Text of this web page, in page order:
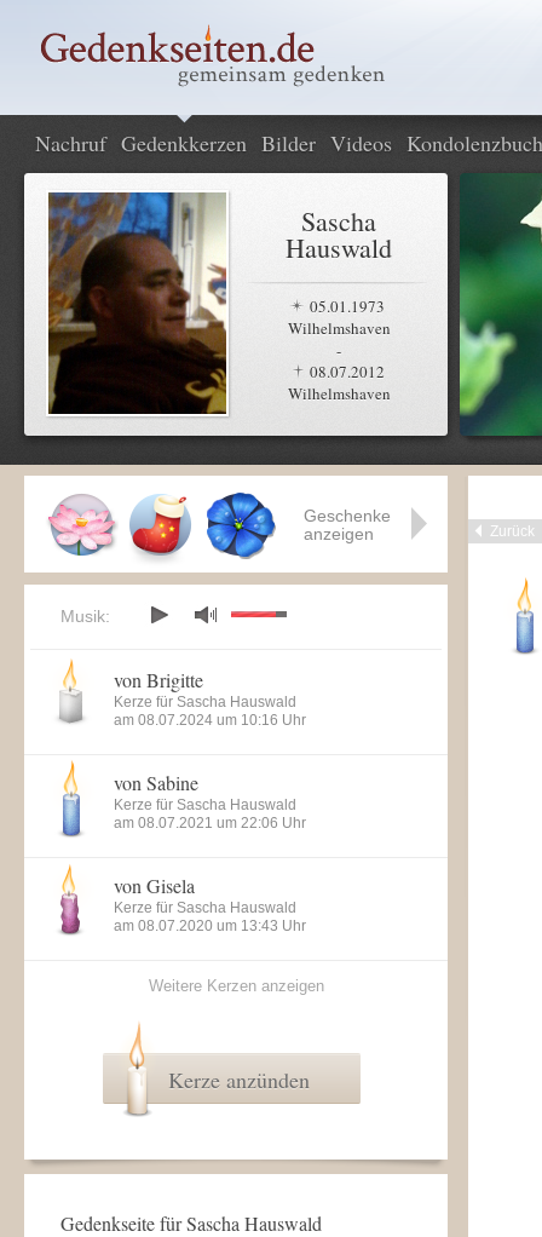
Nachruf Gedenkkerzen Bilder Videos Kondolenzbuch
Sascha
Hauswald
05.01.1973
Wilhelmshaven
-
08.07.2012
Wilhelmshaven
Zurück
Geschenke
anzeigen
Musik:
von Brigitte
Kerze für Sascha Hauswald
am 08.07.2024 um 10:16 Uhr
von Sabine
Kerze für Sascha Hauswald
am 08.07.2021 um 22:06 Uhr
von Gisela
Kerze für Sascha Hauswald
am 08.07.2020 um 13:43 Uhr
Weitere Kerzen anzeigen
Kerze anzünden
Gedenkseite für Sascha Hauswald